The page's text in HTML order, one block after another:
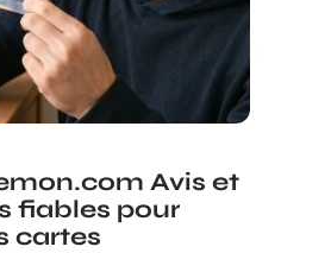
Avis et
fiables pour
cartes